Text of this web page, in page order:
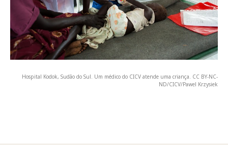
Hospital Kodok, Sudão do Sul. Um médico do CICV atende uma criança. CC BY-NC-
ND/CICV/Pawel Krzysiek